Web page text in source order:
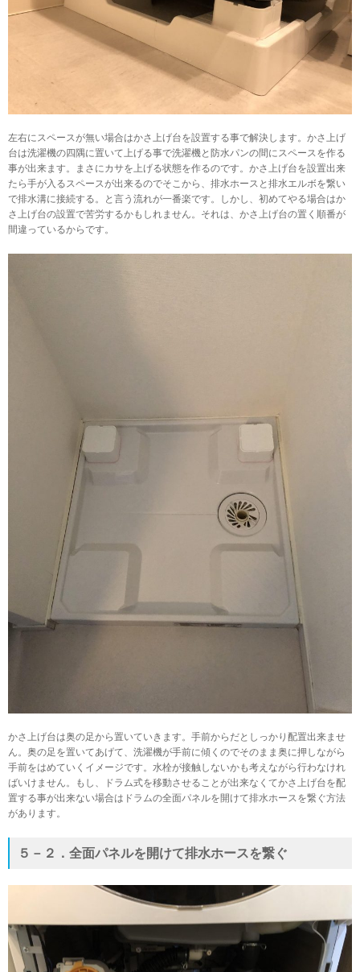
左右にスペースが無い場合はかさ上げ台を設置する事で解決します。かさ上げ
台は洗濯機の四隅に置いて上げる事で洗濯機と防水パンの間にスペースを作る
事が出来ます。まさにカサを上げる状態を作るのです。かさ上げ台を設置出来
たら手が入るスペースが出来るのでそこから、排水ホースと排水エルボを繋い
で排水溝に接続する。と言う流れが一番楽です。しかし、初めてやる場合はか
さ上げ台の設置で苦労するかもしれません。それは、かさ上げ台の置く順番が
間違っているからです。
かさ上げ台は奥の足から置いていきます。手前からだとしっかり配置出来ませ
ん。奥の足を置いてあげて、洗濯機が手前に傾くのでそのまま奥に押しながら
手前をはめていくイメージです。水栓が接触しないかも考えながら行わなけれ
ばいけません。もし、ドラム式を移動させることが出来なくてかさ上げ台を配
置する事が出来ない場合はドラムの全面パネルを開けて排水ホースを繋ぐ方法
があります。
５－２．全面パネルを開けて排水ホースを繋ぐ